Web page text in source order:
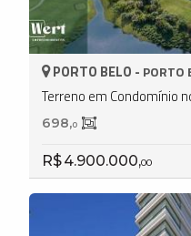
PORTO BELO - PORTO
Terreno em Condomínio
698,0
R$ 4.900.000,00